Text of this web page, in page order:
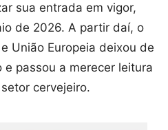
sua entrada em vigor,
de 2026. A partir daí, o
União Europeia deixou de
passou a merecer leitura
cervejeiro.